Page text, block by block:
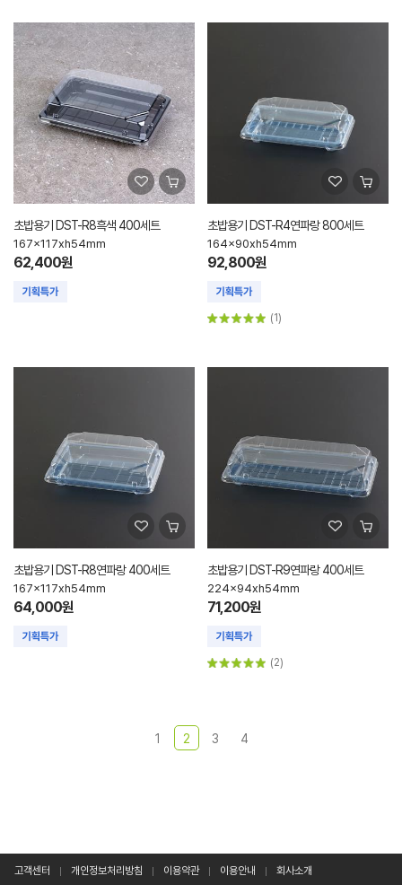
초밥용기 DST-R8흑색 400세트
167x117xh54mm
62,400원
초밥용기 DST-R4연파랑 800세트
164x90xh54mm
92,800원
(1)
초밥용기 DST-R8연파랑 400세트
167x117xh54mm
64,000원
초밥용기 DST-R9연파랑 400세트
224x94xh54mm
71,200원
(2)
1 2 3 4
고객센터 개인정보처리방침 이용약관 이용안내 회사소개